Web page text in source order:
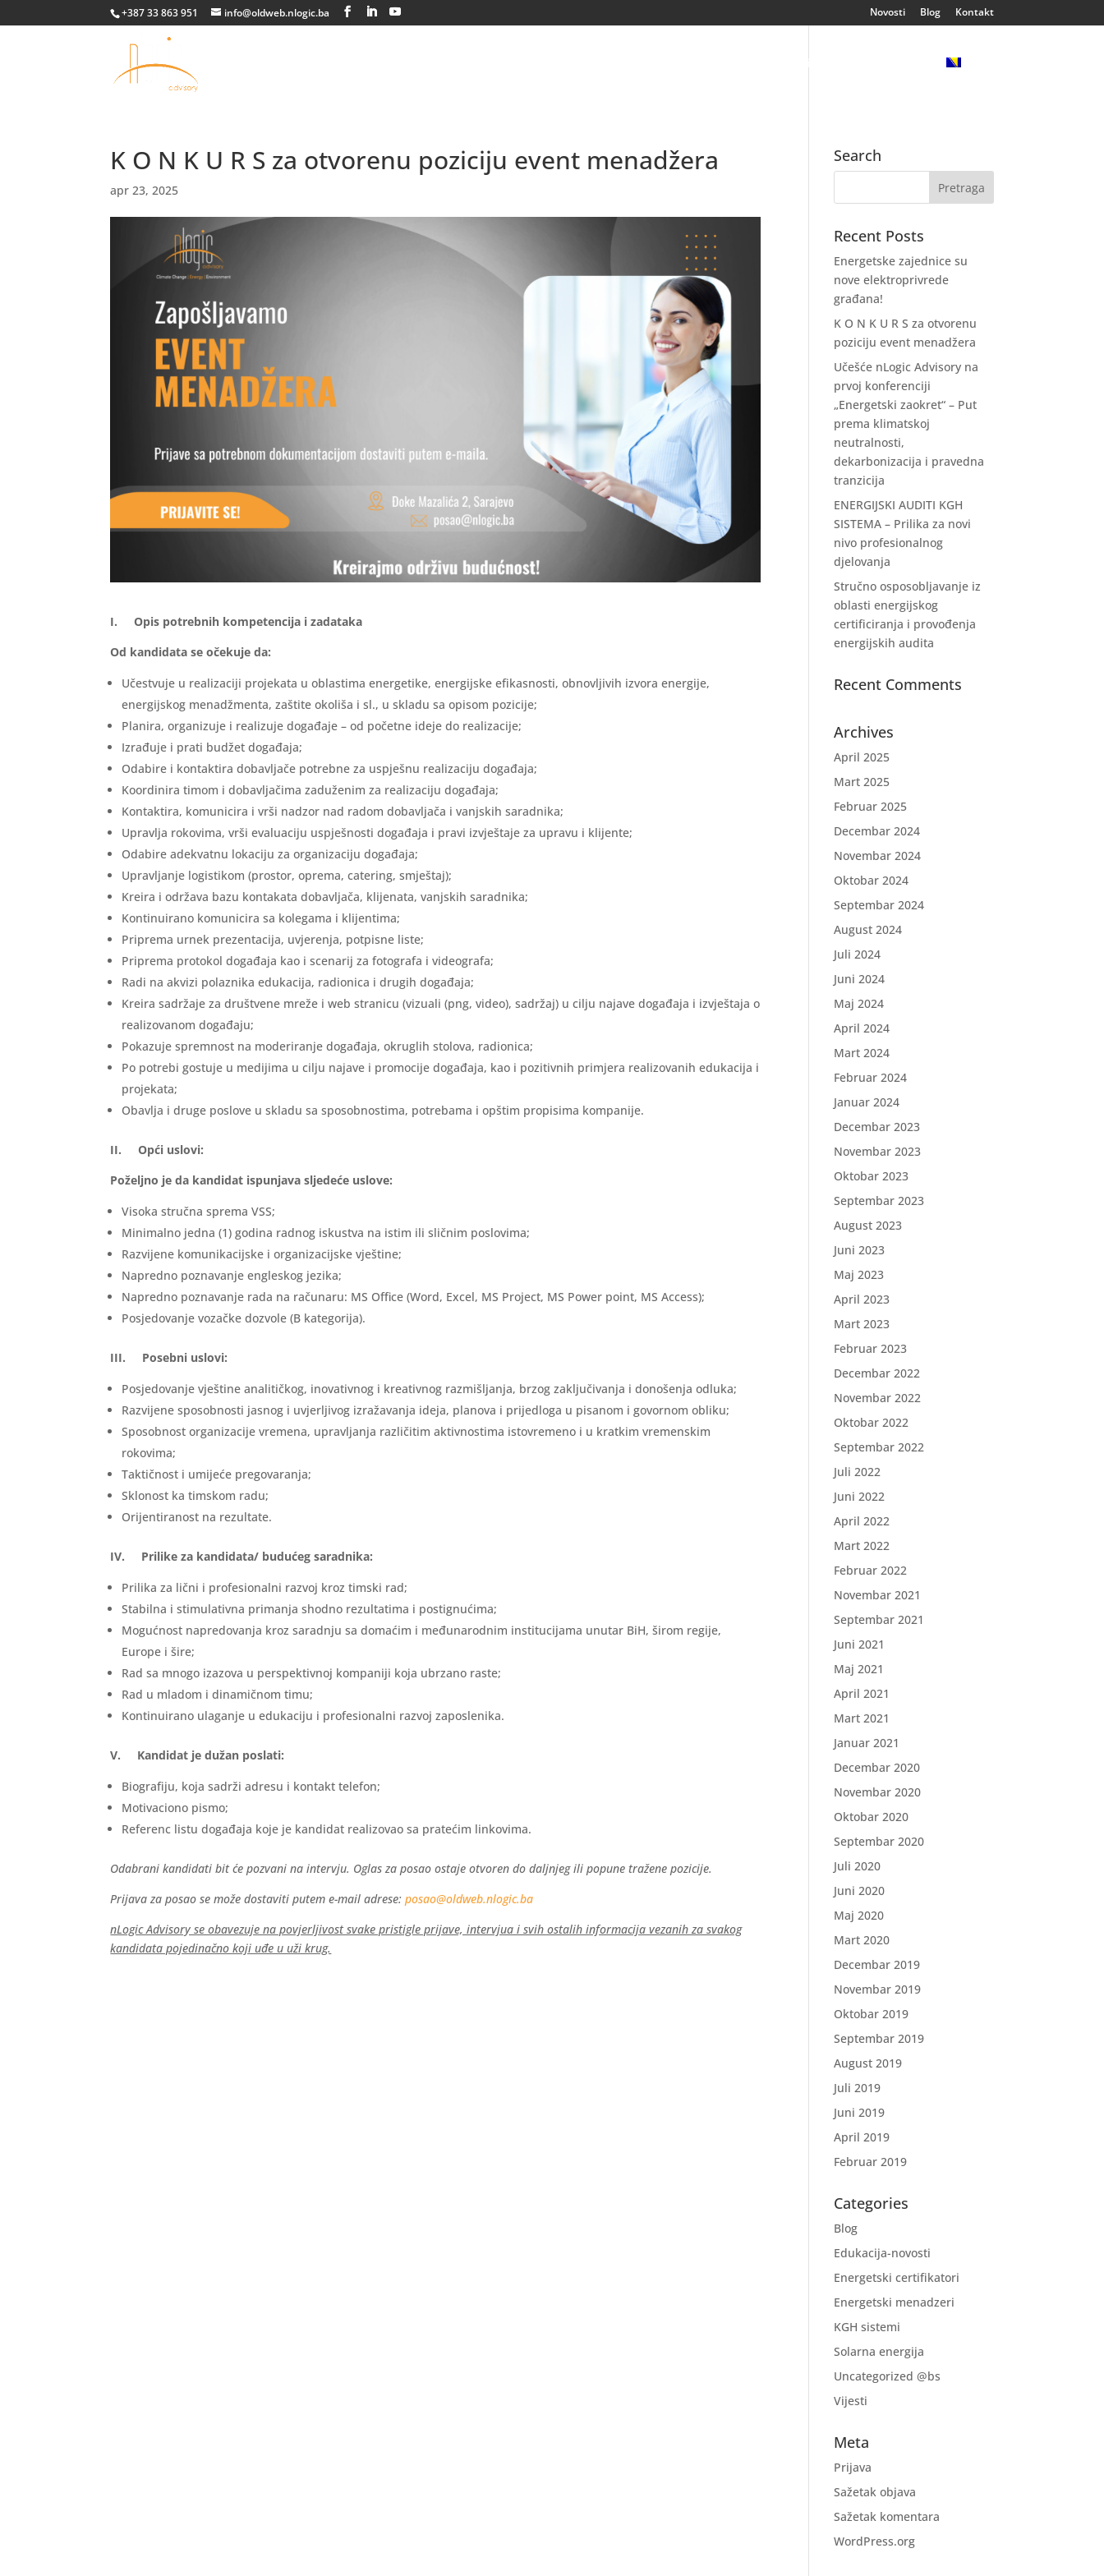
+387 33 863 951 info@oldweb.nlogic.ba Novosti Blog Kontakt
K O N K U R S za otvorenu poziciju event menadžera
apr 23, 2025
I. Opis potrebnih kompetencija i zadataka
Od kandidata se očekuje da:
Učestvuje u realizaciji projekata u oblastima energetike, energijske efikasnosti, obnovljivih izvora energije,
energijskog menadžmenta, zaštite okoliša i sl., u skladu sa opisom pozicije;
Planira, organizuje i realizuje događaje – od početne ideje do realizacije;
Izrađuje i prati budžet događaja;
Odabire i kontaktira dobavljače potrebne za uspješnu realizaciju događaja;
Koordinira timom i dobavljačima zaduženim za realizaciju događaja;
Kontaktira, komunicira i vrši nadzor nad radom dobavljača i vanjskih saradnika;
Upravlja rokovima, vrši evaluaciju uspješnosti događaja i pravi izvještaje za upravu i klijente;
Odabire adekvatnu lokaciju za organizaciju događaja;
Upravljanje logistikom (prostor, oprema, catering, smještaj);
Kreira i održava bazu kontakata dobavljača, klijenata, vanjskih saradnika;
Kontinuirano komunicira sa kolegama i klijentima;
Priprema urnek prezentacija, uvjerenja, potpisne liste;
Priprema protokol događaja kao i scenarij za fotografa i videografa;
Radi na akvizi polaznika edukacija, radionica i drugih događaja;
Kreira sadržaje za društvene mreže i web stranicu (vizuali (png, video), sadržaj) u cilju najave događaja i izvještaja o
realizovanom događaju;
Pokazuje spremnost na moderiranje događaja, okruglih stolova, radionica;
Po potrebi gostuje u medijima u cilju najave i promocije događaja, kao i pozitivnih primjera realizovanih edukacija i
projekata;
Obavlja i druge poslove u skladu sa sposobnostima, potrebama i opštim propisima kompanije.
II. Opći uslovi:
Poželjno je da kandidat ispunjava sljedeće uslove:
Visoka stručna sprema VSS;
Minimalno jedna (1) godina radnog iskustva na istim ili sličnim poslovima;
Razvijene komunikacijske i organizacijske vještine;
Napredno poznavanje engleskog jezika;
Napredno poznavanje rada na računaru: MS Office (Word, Excel, MS Project, MS Power point, MS Access);
Posjedovanje vozačke dozvole (B kategorija).
III. Posebni uslovi:
Posjedovanje vještine analitičkog, inovativnog i kreativnog razmišljanja, brzog zaključivanja i donošenja odluka;
Razvijene sposobnosti jasnog i uvjerljivog izražavanja ideja, planova i prijedloga u pisanom i govornom obliku;
Sposobnost organizacije vremena, upravljanja različitim aktivnostima istovremeno i u kratkim vremenskim
rokovima;
Taktičnost i umijeće pregovaranja;
Sklonost ka timskom radu;
Orijentiranost na rezultate.
IV. Prilike za kandidata/ budućeg saradnika:
Prilika za lični i profesionalni razvoj kroz timski rad;
Stabilna i stimulativna primanja shodno rezultatima i postignućima;
Mogućnost napredovanja kroz saradnju sa domaćim i međunarodnim institucijama unutar BiH, širom regije,
Europe i šire;
Rad sa mnogo izazova u perspektivnoj kompaniji koja ubrzano raste;
Rad u mladom i dinamičnom timu;
Kontinuirano ulaganje u edukaciju i profesionalni razvoj zaposlenika.
V. Kandidat je dužan poslati:
Biografiju, koja sadrži adresu i kontakt telefon;
Motivaciono pismo;
Referenc listu događaja koje je kandidat realizovao sa pratećim linkovima.
Odabrani kandidati bit će pozvani na intervju. Oglas za posao ostaje otvoren do daljnjeg ili popune tražene pozicije.
Prijava za posao se može dostaviti putem e-mail adrese:posao@oldweb.nlogic.ba
nLogic Advisory se obavezuje na povjerljivost svake pristigle prijave, intervjua i svih ostalih informacija vezanih za svakog
kandidata pojedinačno koji uđe u uži krug.
Search
Recent Posts
Energetske zajednice su
nove elektroprivrede
građana!
K O N K U R S za otvorenu
poziciju event menadžera
Učešće nLogic Advisory na
prvoj konferenciji
„Energetski zaokret“ – Put
prema klimatskoj
neutralnosti,
dekarbonizacija i pravedna
tranzicija
ENERGIJSKI AUDITI KGH
SISTEMA – Prilika za novi
nivo profesionalnog
djelovanja
Stručno osposobljavanje iz
oblasti energijskog
certificiranja i provođenja
energijskih audita
Recent Comments
Archives
April 2025
Mart 2025
Februar 2025
Decembar 2024
Novembar 2024
Oktobar 2024
Septembar 2024
August 2024
Juli 2024
Juni 2024
Maj 2024
April 2024
Mart 2024
Februar 2024
Januar 2024
Decembar 2023
Novembar 2023
Oktobar 2023
Septembar 2023
August 2023
Juni 2023
Maj 2023
April 2023
Mart 2023
Februar 2023
Decembar 2022
Novembar 2022
Oktobar 2022
Septembar 2022
Juli 2022
Juni 2022
April 2022
Mart 2022
Februar 2022
Novembar 2021
Septembar 2021
Juni 2021
Maj 2021
April 2021
Mart 2021
Januar 2021
Decembar 2020
Novembar 2020
Oktobar 2020
Septembar 2020
Juli 2020
Juni 2020
Maj 2020
Mart 2020
Decembar 2019
Novembar 2019
Oktobar 2019
Septembar 2019
August 2019
Juli 2019
Juni 2019
April 2019
Februar 2019
Categories
Blog
Edukacija-novosti
Energetski certifikatori
Energetski menadzeri
KGH sistemi
Solarna energija
Uncategorized @bs
Vijesti
Meta
Prijava
Sažetak objava
Sažetak komentara
WordPress.org